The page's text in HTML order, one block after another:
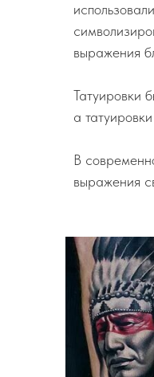
выражения
Татуировки
а
В
выражения